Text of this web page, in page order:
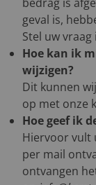
geval is,
Stel uw vraag
Hoe kan ik
wijzigen?
Dit kunnen
op met onze
Hoe geef ik
Hiervoor vult
per mail
ontvangen